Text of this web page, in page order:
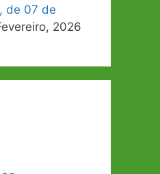
de 07 de
2026